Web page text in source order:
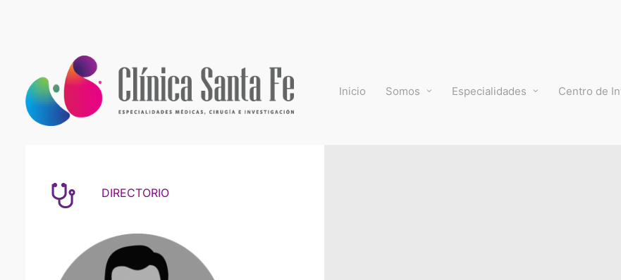
Inicio Somos Especialidades Centro de
DIRECTORIO